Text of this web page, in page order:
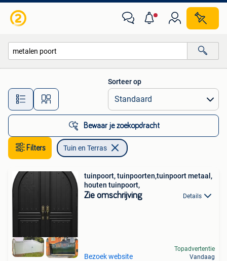
Alle afstanden…
Sorteer op
Bewaar je zoekopdracht
Filters Tuin en Terras
tuinpoort, tuinpoorten,tuinpoort metaal,
houten tuinpoort,
Zie omschrijving Details
Bezoek website
Topadvertentie
Vandaag